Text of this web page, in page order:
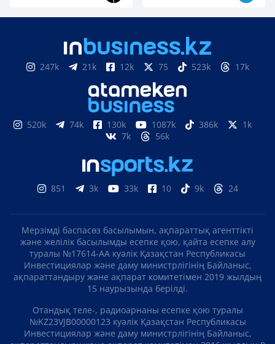
247k 21k 12k 75 523k 17k
520k 74k 130k 1087k 386k
1k
7k
56k
851 3k 33k 10 9k 24
Мерзімді баспасөз басылымын, ақпараттық агенттікті
және желілік басылымды есепке қою, қайта есепке алу
туралы №17614-АА куәлік Қазақстан Республикасы
Инвестициялар және даму министрлігінің Байланыс,
ақпараттандыру және ақпарат комитетімен 2019 жылдың
15 наурызында берілді.
Отандық теле-, радиоарнаны есепке қою туралы
№KZ23VJB00000123 куәлік Қазақстан Республикасы
Инвестициялар және даму министрлігінің Байланыс,